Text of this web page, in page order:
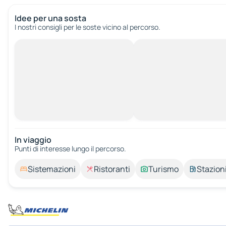
Idee per una sosta
I nostri consigli per le soste vicino al percorso.
In viaggio
Punti di interesse lungo il percorso.
Sistemazioni Ristoranti Turismo